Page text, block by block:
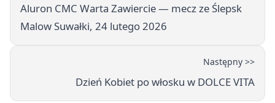
Aluron CMC Warta Zawiercie — mecz ze Ślepsk
Malow Suwałki, 24 lutego 2026
Następny >>
Dzień Kobiet po włosku w DOLCE VITA